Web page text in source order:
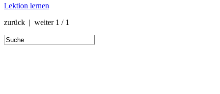
Lektion lernen
zurück | weiter 1 / 1